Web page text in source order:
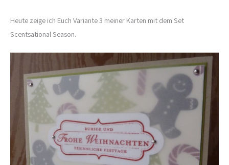
Heute zeige ich Euch Variante 3 meiner Karten mit dem Set
Scentsational Season.